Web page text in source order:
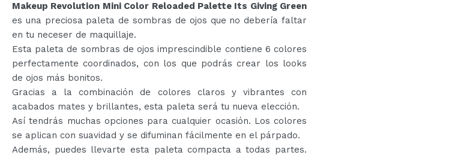
Makeup Revolution Mini Color Reloaded Palette Its Giving Green
es una preciosa paleta de sombras de ojos que no debería faltar
en tu neceser de maquillaje.
Esta paleta de sombras de ojos imprescindible contiene 6 colores
perfectamente coordinados, con los que podrás crear los looks
de ojos más bonitos.
Gracias a la combinación de colores claros y vibrantes con
acabados mates y brillantes, esta paleta será tu nueva elección.
Así tendrás muchas opciones para cualquier ocasión. Los colores
se aplican con suavidad y se difuminan fácilmente en el párpado.
Además, puedes llevarte esta paleta compacta a todas partes.